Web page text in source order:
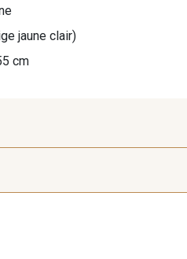
jaune clair)
cm